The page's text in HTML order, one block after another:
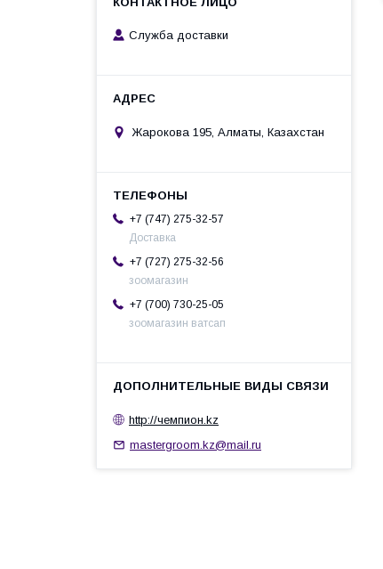
Служба доставки
Жарокова 195, Алматы, Казахстан
+7 (747) 275-32-57
Доставка
+7 (727) 275-32-56
зоомагазин
+7 (700) 730-25-05
зоомагазин ватсап
http://чемпион.kz
mastergroom.kz@mail.ru